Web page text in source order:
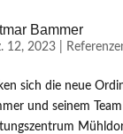
Bammer
12, 2023|
sich die neue
und seinem